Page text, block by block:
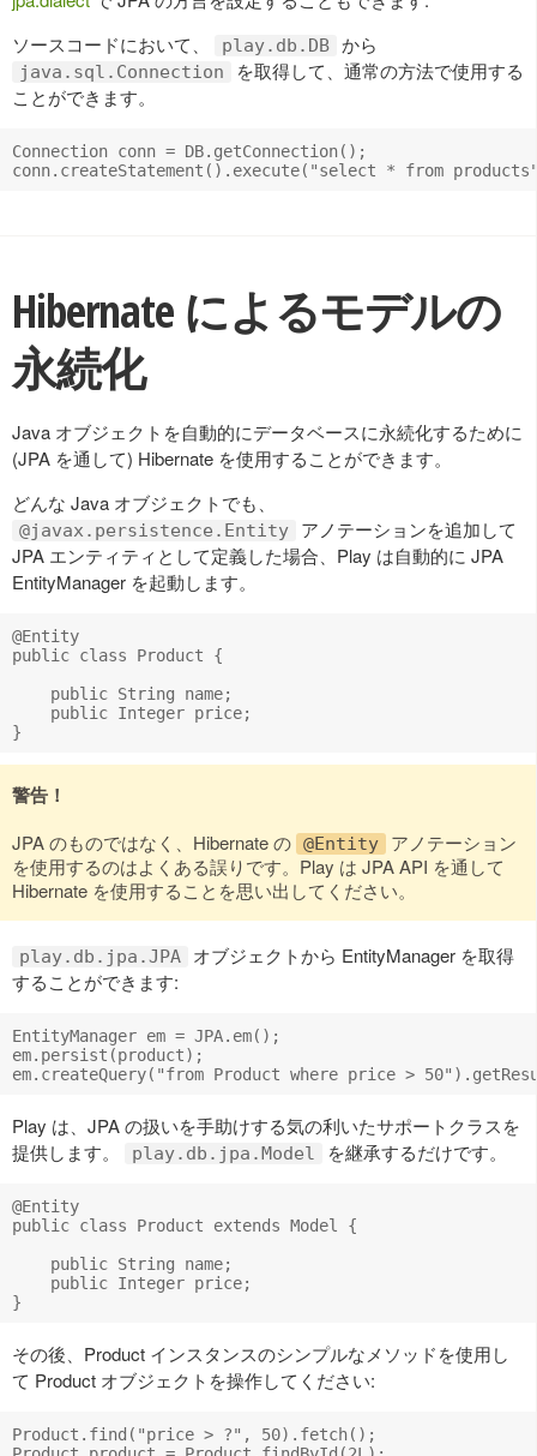
ソースコードにおいて、
play.db.DB から
java.sql.Connection
を取得して、通常の方法で使用する
ことができます。
Connection conn = DB.getConnection();
Hibernate によるモデルの
永続化
Java オブジェクトを自動的にデータベースに永続化するために
(JPA を通して) Hibernate を使用することができます。
どんな Java オブジェクトでも、
@javax.persistence.Entity
アノテーションを追加して
JPA エンティティとして定義した場合、Play は自動的に JPA
EntityManager を起動します。
@Entity
public class Product {
    public String name;
    public Integer price;
警告！
JPA のものではなく、Hibernate の @Entity
アノテーション
を使用するのはよくある誤りです。Play は JPA API を通して
Hibernate を使用することを思い出してください。
play.db.jpa.JPA
オブジェクトから EntityManager を取得
することができます:
EntityManager em = JPA.em();
em.persist(product);
Play は、JPA の扱いを手助けする気の利いたサポートクラスを
提供します。
play.db.jpa.Model を継承するだけです。
@Entity
public class Product extends Model {
    public String name;
    public Integer price;
その後、Product インスタンスのシンプルなメソッドを使用し
て Product オブジェクトを操作してください:
Product.find("price > ?", 50).fetch();